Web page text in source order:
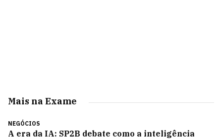
Mais na Exame
NEGÓCIOS
A era da IA: SP2B debate como a inteligência